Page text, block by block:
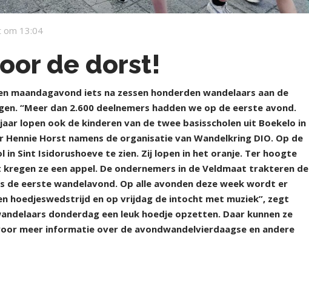
om 13:04
de dorst!
maandagavond iets na zessen honderden wandelaars aan de
“Meer dan 2.600 deelnemers hadden we op de eerste avond.
lopen ook de kinderen van de twee basisscholen uit Boekelo in
Horst namens de organisatie van Wandelkring DIO. Op de
in Sint Isidorushoeve te zien. Zij lopen in het oranje. Ter hoogte
ze een appel. De ondernemers in de Veldmaat trakteren de
de eerste wandelavond. Op alle avonden deze week wordt er
hoedjeswedstrijd en op vrijdag de intocht met muziek”, zegt
donderdag een leuk hoedje opzetten. Daar kunnen ze
meer informatie over de avondwandelvierdaagse en andere